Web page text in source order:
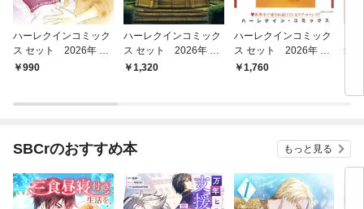
ハーレクインコミック
ス セット 2026年 vo
l.787
990
ハーレクインコミック
ス セット 2026年 vo
l.844
1,320
ハーレクインコミック
ス セット 2026年 vo
l.910
1,760
装
SBCrのおすすめ本 もっと見る